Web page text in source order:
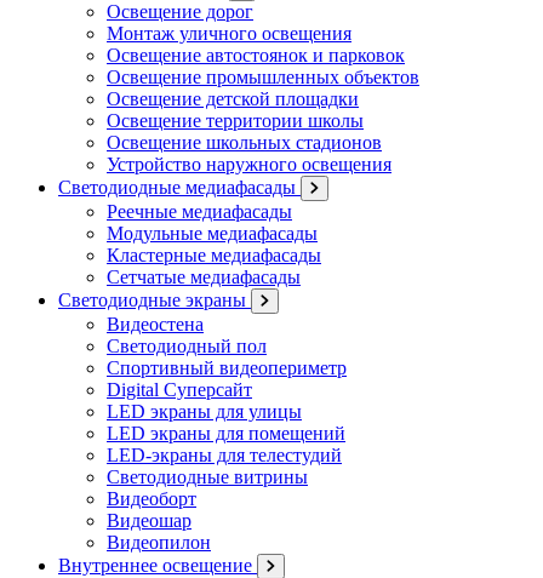
Освещение дорог
Монтаж уличного освещения
Освещение автостоянок и парковок
Освещение промышленных объектов
Освещение детской площадки
Освещение территории школы
Освещение школьных стадионов
Устройство наружного освещения
Светодиодные медиафасады
Реечные медиафасады
Модульные медиафасады
Кластерные медиафасады
Сетчатые медиафасады
Светодиодные экраны
Видеостена
Светодиодный пол
Спортивный видеопериметр
Digital Суперсайт
LED экраны для улицы
LED экраны для помещений
LED-экраны для телестудий
Светодиодные витрины
Видеоборт
Видеошар
Видеопилон
Внутреннее освещение